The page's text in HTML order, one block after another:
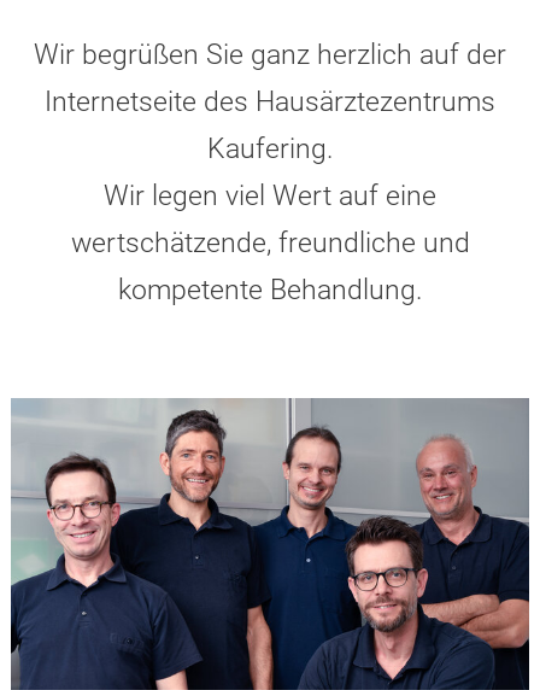
Wir begrüßen Sie ganz herzlich auf der
Internetseite des Hausärztezentrums
Kaufering.
Wir legen viel Wert auf eine
wertschätzende, freundliche und
kompetente Behandlung.